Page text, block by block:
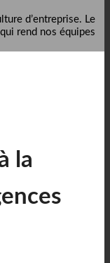
d’entreprise. Le
rend nos équipes
la